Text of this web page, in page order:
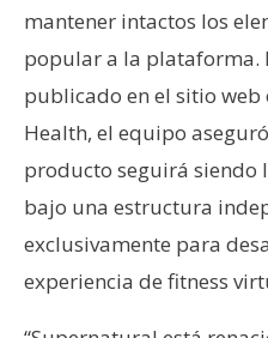
mantener intactos los
popular a la plataforma.
publicado en el sitio
Health, el equipo
producto seguirá siendo
bajo una estructura
exclusivamente para
experiencia de fitness